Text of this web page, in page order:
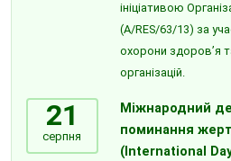
ініціативою
(A/RES/63/13) за
охорони здоров’я
організацій.
21
серпня
Міжнародний
поминання
(International